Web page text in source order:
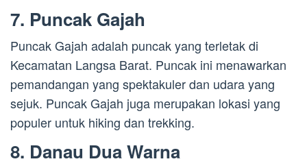
7. Puncak Gajah
Puncak Gajah adalah puncak yang terletak di
Kecamatan Langsa Barat. Puncak ini menawarkan
pemandangan yang spektakuler dan udara yang
sejuk. Puncak Gajah juga merupakan lokasi yang
populer untuk hiking dan trekking.
8. Danau Dua Warna